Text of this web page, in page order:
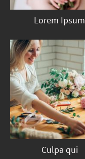
Lorem Ipsum
Culpa qui